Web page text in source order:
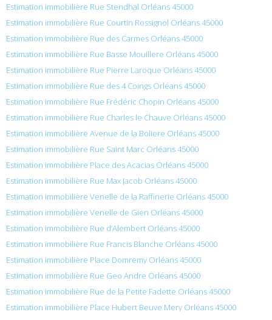
Estimation immobilière Rue Stendhal Orléans 45000
Estimation immobilière Rue Courtin Rossignol Orléans 45000
Estimation immobilière Rue des Carmes Orléans 45000
Estimation immobilière Rue Basse Mouillere Orléans 45000
Estimation immobilière Rue Pierre Laroque Orléans 45000
Estimation immobilière Rue des 4 Coings Orléans 45000
Estimation immobilière Rue Frédéric Chopin Orléans 45000
Estimation immobilière Rue Charles le Chauve Orléans 45000
Estimation immobilière Avenue de la Boliere Orléans 45000
Estimation immobilière Rue Saint Marc Orléans 45000
Estimation immobilière Place des Acacias Orléans 45000
Estimation immobilière Rue Max Jacob Orléans 45000
Estimation immobilière Venelle de la Raffinerie Orléans 45000
Estimation immobilière Venelle de Gien Orléans 45000
Estimation immobilière Rue d’Alembert Orléans 45000
Estimation immobilière Rue Francis Blanche Orléans 45000
Estimation immobilière Place Domremy Orléans 45000
Estimation immobilière Rue Geo Andre Orléans 45000
Estimation immobilière Rue de la Petite Fadette Orléans 45000
Estimation immobilière Place Hubert Beuve Mery Orléans 45000